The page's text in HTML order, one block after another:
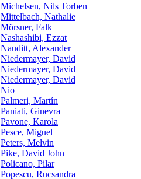
Michelsen, Nils Torben
Mittelbach, Nathalie
Mörsner, Falk
Nashashibi, Ezzat
Nauditt, Alexander
Niedermayer, David
Niedermayer, David
Niedermayer, David
Nio
Palmeri, Martín
Paniati, Ginevra
Pavone, Karola
Pesce, Miguel
Peters, Melvin
Pike, David John
Policano, Pilar
Popescu, Rucsandra